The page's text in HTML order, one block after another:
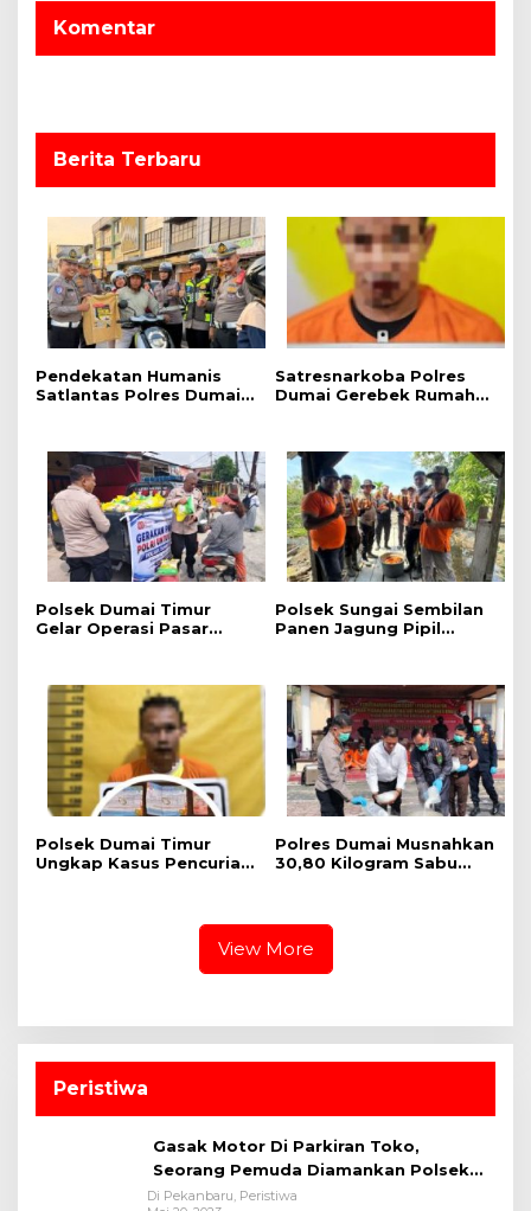
o
s
Komentar
Berita Terbaru
Pendekatan Humanis
Satlantas Polres Dumai,
Edukasi Langsung di
Tengah Masyarakat
Satresnarkoba Polres
Dumai Gerebek Rumah
Shabu dan Alat
Transaksi Diamankan
Polsek Dumai Timur
Gelar Operasi Pasar
untuk Masyarakat
Polsek Sungai Sembilan
Panen Jagung Pipil
Pangan Kuartal II Tahun
2026
Polsek Dumai Timur
Ungkap Kasus Pencurian
Polres Dumai Musnahkan
30,80 Kilogram Sabu
View More
Peristiwa
Gasak Motor Di Parkiran Toko,
Seorang Pemuda Diamankan Polsek
Bukit Raya
Di Pekanbaru, Peristiwa